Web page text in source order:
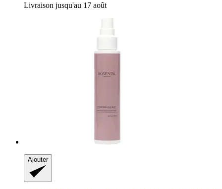
Livraison jusqu'au 17 août
Ajouter